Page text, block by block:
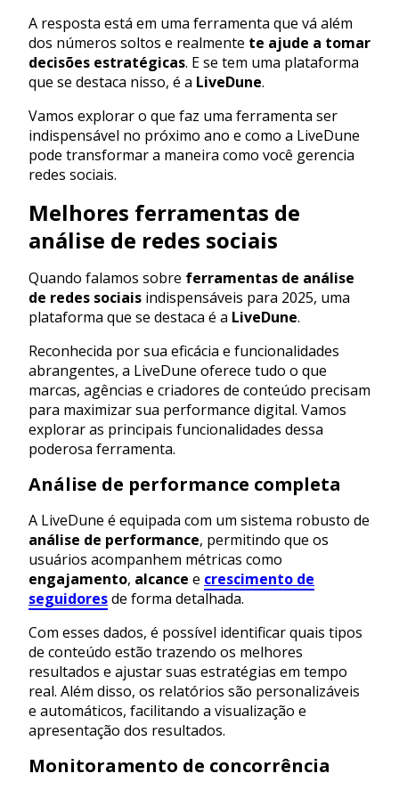
A resposta está em uma ferramenta que vá além
dos números soltos e realmente te ajude a tomar
decisões estratégicas. E se tem uma plataforma
que se destaca nisso, é a LiveDune.
Vamos explorar o que faz uma ferramenta ser
indispensável no próximo ano e como a LiveDune
pode transformar a maneira como você gerencia
redes sociais.
Melhores ferramentas de
análise de redes sociais
Quando falamos sobre ferramentas de análise
de redes sociais indispensáveis para 2025, uma
plataforma que se destaca é a LiveDune.
Reconhecida por sua eficácia e funcionalidades
abrangentes, a LiveDune oferece tudo o que
marcas, agências e criadores de conteúdo precisam
para maximizar sua performance digital. Vamos
explorar as principais funcionalidades dessa
poderosa ferramenta.
Análise de performance completa
A LiveDune é equipada com um sistema robusto de
análise de performance, permitindo que os
usuários acompanhem métricas como
engajamento, alcance e crescimento de
seguidoresde forma detalhada.
Com esses dados, é possível identificar quais tipos
de conteúdo estão trazendo os melhores
resultados e ajustar suas estratégias em tempo
real. Além disso, os relatórios são personalizáveis
e automáticos, facilitando a visualização e
apresentação dos resultados.
Monitoramento de concorrência